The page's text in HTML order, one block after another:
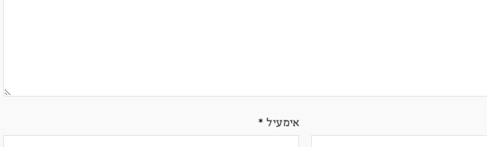
אימעיל *